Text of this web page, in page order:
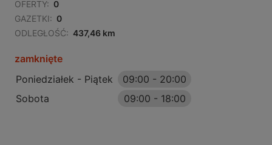
OFERTY: 0
GAZETKI: 0
ODLEGŁOŚĆ: 437,46 km
zamknięte
Poniedziałek - Piątek
09:00 - 20:00
Sobota
09:00 - 18:00